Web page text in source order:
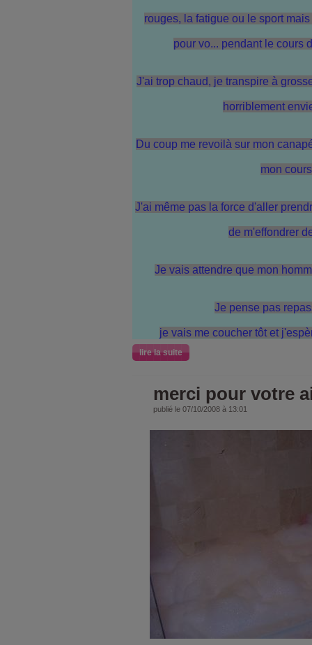
rouges, la fatigue ou le sport
pour vo... pendant le cours
J'ai trop chaud, je transpire à
horriblement
Du coup me revoilà sur mon
mon
J'ai même pas la force d'aller
de m'effondrer
Je vais attendre que mon
Je pense pas
je vais me coucher tôt et
lire la suite
merci pour votre
publié le 07/10/2008 à 13:01